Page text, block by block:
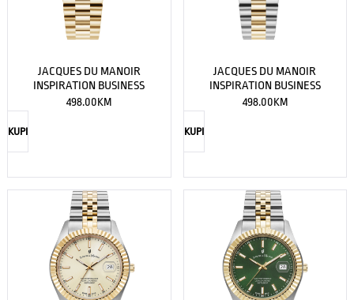
JACQUES DU MANOIR
INSPIRATION BUSINESS
498.00KM
KUPI
JACQUES DU MANOIR
INSPIRATION BUSINESS
498.00KM
KUPI